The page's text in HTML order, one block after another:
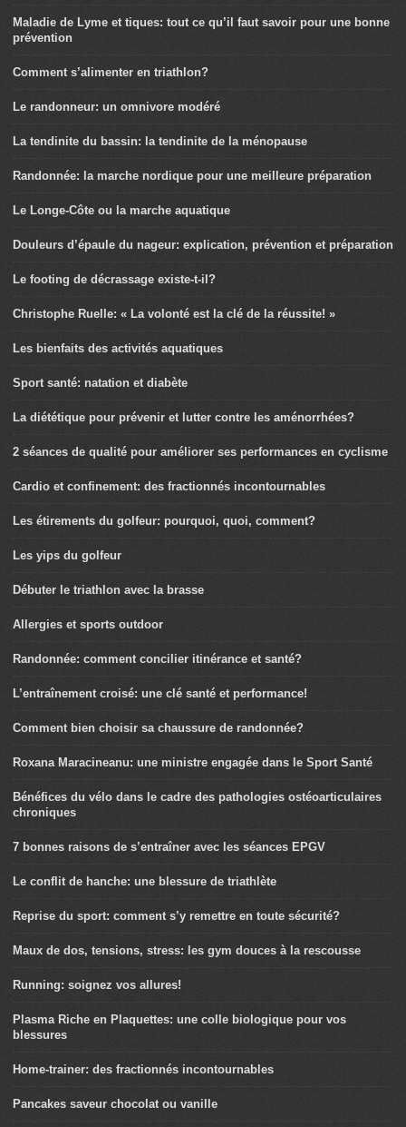
Maladie de Lyme et tiques: tout ce qu’il faut savoir pour une bonne
prévention
Comment s’alimenter en triathlon?
Le randonneur: un omnivore modéré
La tendinite du bassin: la tendinite de la ménopause
Randonnée: la marche nordique pour une meilleure préparation
Le Longe-Côte ou la marche aquatique
Douleurs d’épaule du nageur: explication, prévention et préparation
Le footing de décrassage existe-t-il?
Christophe Ruelle: « La volonté est la clé de la réussite! »
Les bienfaits des activités aquatiques
Sport santé: natation et diabète
La diététique pour prévenir et lutter contre les aménorrhées?
2 séances de qualité pour améliorer ses performances en cyclisme
Cardio et confinement: des fractionnés incontournables
Les étirements du golfeur: pourquoi, quoi, comment?
Les yips du golfeur
Débuter le triathlon avec la brasse
Allergies et sports outdoor
Randonnée: comment concilier itinérance et santé?
L’entraînement croisé: une clé santé et performance!
Comment bien choisir sa chaussure de randonnée?
Roxana Maracineanu: une ministre engagée dans le Sport Santé
Bénéfices du vélo dans le cadre des pathologies ostéoarticulaires
chroniques
7 bonnes raisons de s’entraîner avec les séances EPGV
Le conflit de hanche: une blessure de triathlète
Reprise du sport: comment s’y remettre en toute sécurité?
Maux de dos, tensions, stress: les gym douces à la rescousse
Running: soignez vos allures!
Plasma Riche en Plaquettes: une colle biologique pour vos
blessures
Home-trainer: des fractionnés incontournables
Pancakes saveur chocolat ou vanille